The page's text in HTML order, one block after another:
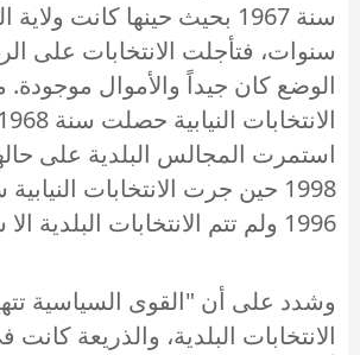
سنوات، فتأجلت الانتخابات على
الوضع كان جيداً والأموال موجودة.
استمرت المجالس البلدية على
1996 ولم تتم الانتخابات البلدية الا سنة 1998. "
وشدد على أن "القوى السياسية
الانتخابات البلدية، والذريعة كانت